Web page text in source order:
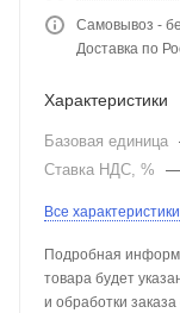
Самовывоз -
Доставка по
Характеристики
Базовая единица
Ставка НДС, %
—
Все характеристики
Подробная
товара будет
и обработки